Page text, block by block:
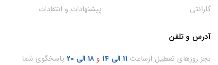
گارانتی
پیشنهادات و انتقادات
آدرس و تلفن
بجز روزهای تعطیل ازساعت 11 الی 14 و 18 الی 20
پاسخگوی شما